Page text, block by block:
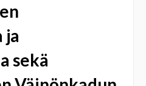
ja
sekä